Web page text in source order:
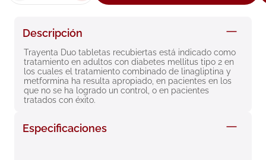
Descripción
Trayenta Duo tabletas recubiertas está indicado como
tratamiento en adultos con diabetes mellitus tipo 2 en
los cuales el tratamiento combinado de linagliptina y
metformina ha resulta apropiado, en pacientes en los
que no se ha logrado un control, o en pacientes
tratados con éxito.
Especificaciones
7. degraler
8. roche posay
9. isdin
10.pañales